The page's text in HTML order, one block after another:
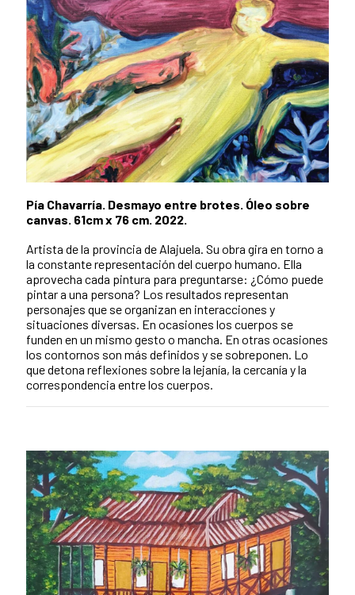
Pía Chavarría. Desmayo entre brotes. Óleo sobre
canvas. 61cm x 76 cm. 2022.
Artista de la provincia de Alajuela. Su obra gira en torno a
la constante representación del cuerpo humano. Ella
aprovecha cada pintura para preguntarse: ¿Cómo puede
pintar a una persona? Los resultados representan
personajes que se organizan en interacciones y
situaciones diversas. En ocasiones los cuerpos se
funden en un mismo gesto o mancha. En otras ocasiones
los contornos son más definidos y se sobreponen. Lo
que detona reflexiones sobre la lejanía, la cercanía y la
correspondencia entre los cuerpos.